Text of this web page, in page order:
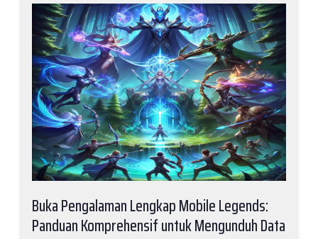
Buka Pengalaman Lengkap Mobile Legends:
Panduan Komprehensif untuk Mengunduh Data